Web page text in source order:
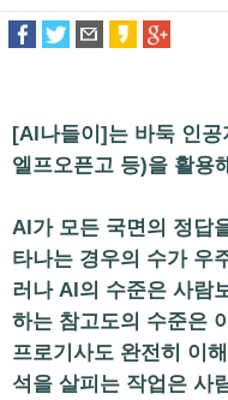
[AI나들이]는 바둑 인
엘프오픈고 등)을 활용
AI가 모든 국면의 정답
타나는 경우의 수가 우
러나 AI의 수준은 사람
하는 참고도의 수준은
프로기사도 완전히 이
석을 살피는 작업은 사